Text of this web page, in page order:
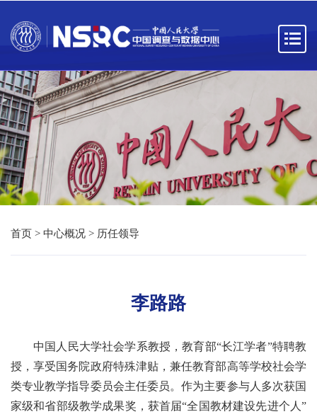
首页 > 中心概况 > 历任领导
李路路
中国人民大学社会学系教授，教育部“长江学者”特聘教
授，享受国务院政府特殊津贴，兼任教育部高等学校社会学
类专业教学指导委员会主任委员。作为主要参与人多次获国
家级和省部级教学成果奖，获首届“全国教材建设先进个人”